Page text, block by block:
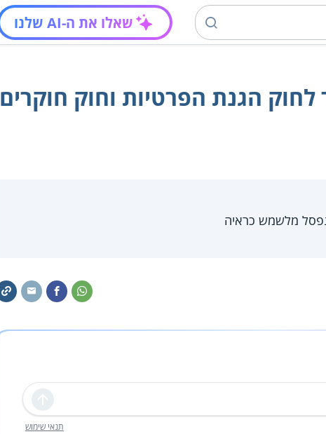
שאלו את ה-AI שלנו
הגנת הפרטיות וחוק חוקרים
מלשמש כראיה
שליחה
תנאי שימוש